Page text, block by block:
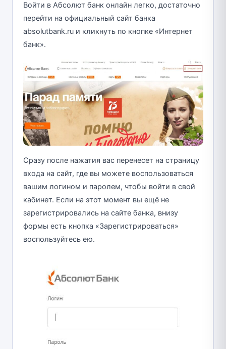
Войти в Абсолют банк онлайн легко, достаточно
перейти на официальный сайт банка
absolutbank.ru и кликнуть по кнопке «Интернет
банк».
Сразу после нажатия вас перенесет на страницу
входа на сайт, где вы можете воспользоваться
вашим логином и паролем, чтобы войти в свой
кабинет. Если на этот момент вы ещё не
зарегистрировались на сайте банка, внизу
формы есть кнопка «Зарегистрироваться»
воспользуйтесь ею.